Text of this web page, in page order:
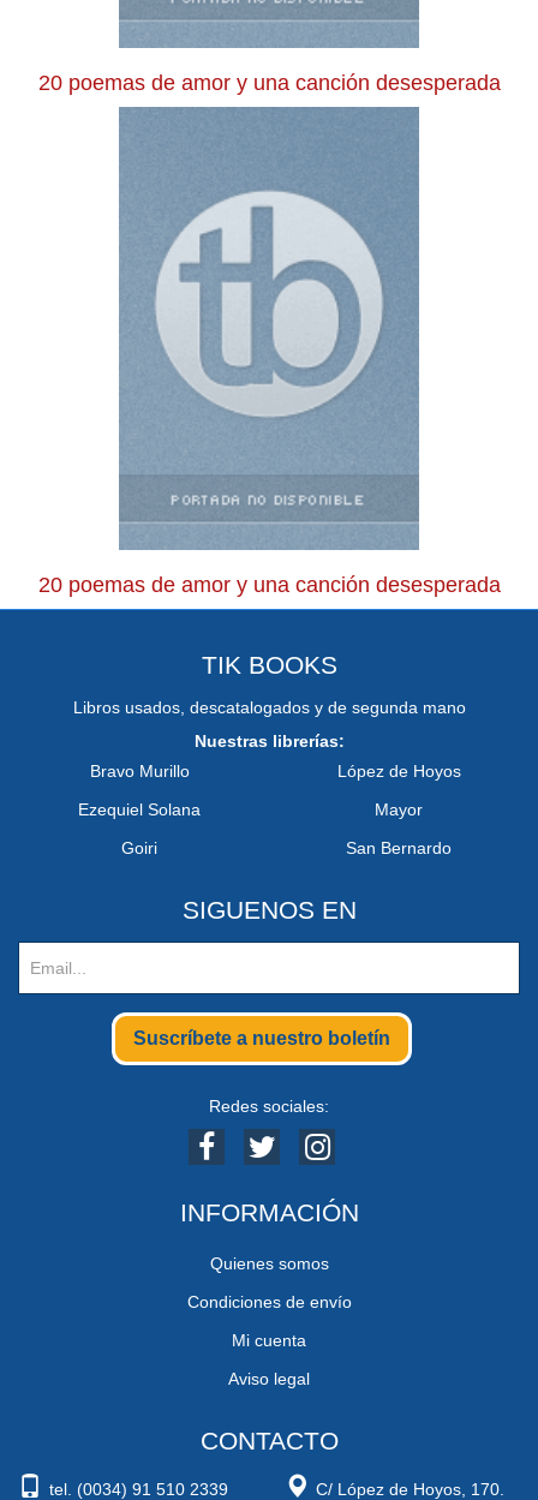
20 poemas de amor y una canción desesperada
20 poemas de amor y una canción desesperada
TIK BOOKS
Libros usados, descatalogados y de segunda mano
Nuestras librerías:
Bravo Murillo
Ezequiel Solana
Goiri
López de Hoyos
Mayor
San Bernardo
SIGUENOS EN
Suscríbete a nuestro boletín
Redes sociales:
INFORMACIÓN
Quienes somos
Condiciones de envío
Mi cuenta
Aviso legal
CONTACTO
tel. (0034) 91 510 2339 C/ López de Hoyos, 170.